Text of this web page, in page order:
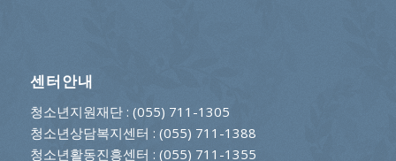
센터안내
청소년지원재단: (055) 711-1305
청소년상담복지센터 : (055) 711-1388
청소년활동진흥센터 : (055) 711-1355